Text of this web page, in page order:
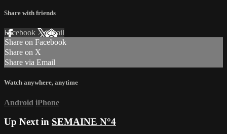
Share with friends
Facebook XEmail
Share on Facebook
Share on X
Share via Email
Watch anywhere, anytime
Android iPhone
Up Next in SEMAINE N°4